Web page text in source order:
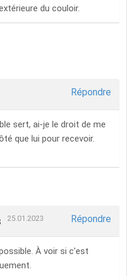
du couloir.
Répondre
sert, ai-je le droit de me
que lui pour recevoir.
25.01.2023 Répondre
À voir si c'est